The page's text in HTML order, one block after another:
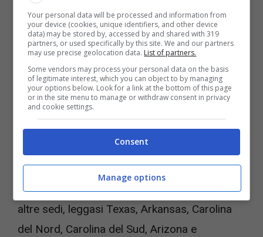
Batterie per casa, 17/11/2022 – Videogiochi.com
ECCO LE BATTERIE A STATO
SOLIDO PER LA CASA: TUTTI
I DETTAGLI
L’obiettivo dell’azienda è quello di
GW all’anno entro il 2024, per poi aumentare
la produzione fino a 16 GW espandendosi in
altre sedi, leggasi Texas, Arkansas, Carolina
del Nord, Carolina del Sud, Arizona e
Your personal data will be processed and information from
your device (cookies, unique identifiers, and other device
data) may be stored by, accessed by and shared with 319
partners, or used specifically by this site. We and our partners
may use precise geolocation data. List of partners.
Some vendors may process your personal data on the basis
of legitimate interest, which you can object to by managing
your options below. Look for a link at the bottom of this page
or in the site menu to manage or withdraw consent in privacy
and cookie settings.
Consent
Manage options